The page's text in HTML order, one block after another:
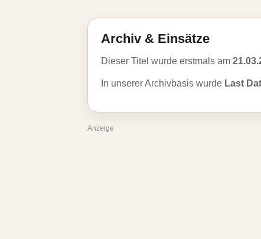
Archiv & Einsätze
Dieser Titel wurde erstmals am
In unserer Archivbasis wurde Last
Anzeige